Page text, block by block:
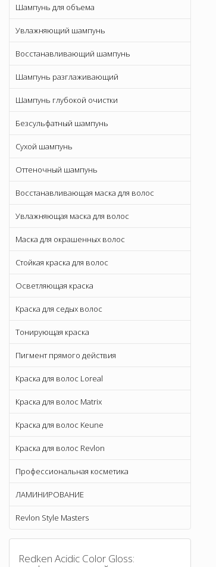
Шампунь для объема
Увлажняющий шампунь
Восстанавливающий шампунь
Шампунь разглаживающий
Шампунь глубокой очистки
Безсульфатный шампунь
Сухой шампунь
Оттеночный шампунь
Восстанавливающая маска для волос
Увлажняющая маска для волос
Маска для окрашенных волос
Стойкая краска для волос
Осветляющая краска
Краска для седых волос
Тонирующая краска
Пигмент прямого действия
Краска для волос Loreal
Краска для волос Matrix
Краска для волос Keune
Краска для волос Revlon
Профессиональная косметика
ЛАМИНИРОВАНИЕ
Revlon Style Masters
Redken Acidic Color Gloss: